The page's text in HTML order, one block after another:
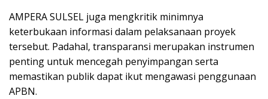
AMPERA SULSEL juga mengkritik minimnya
keterbukaan informasi dalam pelaksanaan proyek
tersebut. Padahal, transparansi merupakan instrumen
penting untuk mencegah penyimpangan serta
memastikan publik dapat ikut mengawasi penggunaan
APBN.